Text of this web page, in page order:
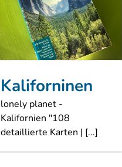
Kaliforninen
lonely planet -
Kalifornien "108
detaillierte Karten | [...]
USA Südwesten
Reiseführer